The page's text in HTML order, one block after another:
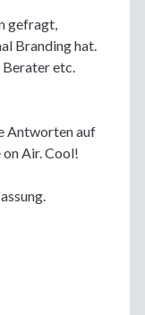
gefragt,
Branding hat.
Berater etc.
Antworten auf
Air. Cool!